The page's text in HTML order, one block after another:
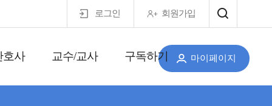
로그인 회원가입
마이페이지
호사 교수/교사 구독하기